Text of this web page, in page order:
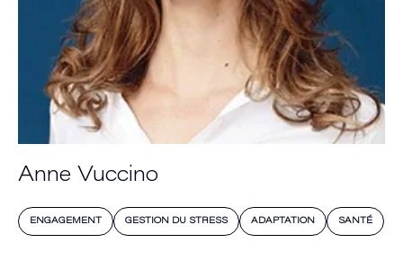
Anne Vuccino
ENGAGEMENT GESTION DU STRESS ADAPTATION SANTÉ